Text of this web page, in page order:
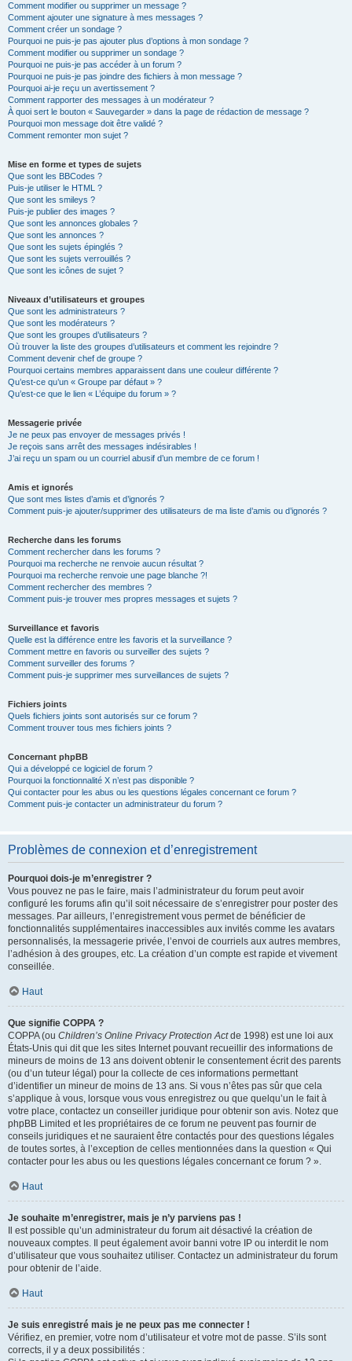
Comment modifier ou supprimer un message ?
Comment ajouter une signature à mes messages ?
Comment créer un sondage ?
Pourquoi ne puis-je pas ajouter plus d’options à mon sondage ?
Comment modifier ou supprimer un sondage ?
Pourquoi ne puis-je pas accéder à un forum ?
Pourquoi ne puis-je pas joindre des fichiers à mon message ?
Pourquoi ai-je reçu un avertissement ?
Comment rapporter des messages à un modérateur ?
À quoi sert le bouton « Sauvegarder » dans la page de rédaction de message ?
Pourquoi mon message doit être validé ?
Comment remonter mon sujet ?
Mise en forme et types de sujets
Que sont les BBCodes ?
Puis-je utiliser le HTML ?
Que sont les smileys ?
Puis-je publier des images ?
Que sont les annonces globales ?
Que sont les annonces ?
Que sont les sujets épinglés ?
Que sont les sujets verrouillés ?
Que sont les icônes de sujet ?
Niveaux d’utilisateurs et groupes
Que sont les administrateurs ?
Que sont les modérateurs ?
Que sont les groupes d’utilisateurs ?
Où trouver la liste des groupes d’utilisateurs et comment les rejoindre ?
Comment devenir chef de groupe ?
Pourquoi certains membres apparaissent dans une couleur différente ?
Qu’est-ce qu’un « Groupe par défaut » ?
Qu’est-ce que le lien « L’équipe du forum » ?
Messagerie privée
Je ne peux pas envoyer de messages privés !
Je reçois sans arrêt des messages indésirables !
J’ai reçu un spam ou un courriel abusif d’un membre de ce forum !
Amis et ignorés
Que sont mes listes d’amis et d’ignorés ?
Comment puis-je ajouter/supprimer des utilisateurs de ma liste d’amis ou d’ignorés ?
Recherche dans les forums
Comment rechercher dans les forums ?
Pourquoi ma recherche ne renvoie aucun résultat ?
Pourquoi ma recherche renvoie une page blanche ?!
Comment rechercher des membres ?
Comment puis-je trouver mes propres messages et sujets ?
Surveillance et favoris
Quelle est la différence entre les favoris et la surveillance ?
Comment mettre en favoris ou surveiller des sujets ?
Comment surveiller des forums ?
Comment puis-je supprimer mes surveillances de sujets ?
Fichiers joints
Quels fichiers joints sont autorisés sur ce forum ?
Comment trouver tous mes fichiers joints ?
Concernant phpBB
Qui a développé ce logiciel de forum ?
Pourquoi la fonctionnalité X n’est pas disponible ?
Qui contacter pour les abus ou les questions légales concernant ce forum ?
Comment puis-je contacter un administrateur du forum ?
Problèmes de connexion et d’enregistrement
Pourquoi dois-je m’enregistrer ?
Vous pouvez ne pas le faire, mais l’administrateur du forum peut avoir
configuré les forums afin qu’il soit nécessaire de s’enregistrer pour poster des
messages. Par ailleurs, l’enregistrement vous permet de bénéficier de
fonctionnalités supplémentaires inaccessibles aux invités comme les avatars
personnalisés, la messagerie privée, l’envoi de courriels aux autres membres,
l’adhésion à des groupes, etc. La création d’un compte est rapide et vivement
conseillée.
Haut
Que signifie COPPA ?
COPPA (ou Children’s Online Privacy Protection Actde 1998) est une loi aux
États-Unis qui dit que les sites Internet pouvant recueillir des informations de
mineurs de moins de 13 ans doivent obtenir le consentement écrit des parents
(ou d’un tuteur légal) pour la collecte de ces informations permettant
d’identifier un mineur de moins de 13 ans. Si vous n’êtes pas sûr que cela
s’applique à vous, lorsque vous vous enregistrez ou que quelqu’un le fait à
votre place, contactez un conseiller juridique pour obtenir son avis. Notez que
phpBB Limited et les propriétaires de ce forum ne peuvent pas fournir de
conseils juridiques et ne sauraient être contactés pour des questions légales
de toutes sortes, à l’exception de celles mentionnées dans la question « Qui
contacter pour les abus ou les questions légales concernant ce forum ? ».
Haut
Je souhaite m’enregistrer, mais je n’y parviens pas !
Il est possible qu’un administrateur du forum ait désactivé la création de
nouveaux comptes. Il peut également avoir banni votre IP ou interdit le nom
d’utilisateur que vous souhaitez utiliser. Contactez un administrateur du forum
pour obtenir de l’aide.
Haut
Je suis enregistré mais je ne peux pas me connecter !
Vérifiez, en premier, votre nom d’utilisateur et votre mot de passe. S’ils sont
corrects, il y a deux possibilités :